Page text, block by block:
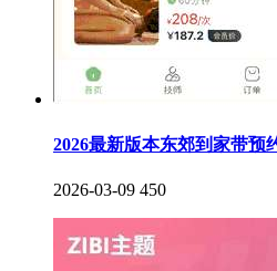
2026最新版本东郊到家带预
2026-03-09 450